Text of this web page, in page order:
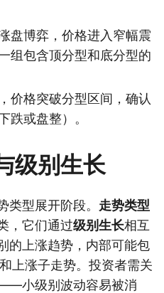
盘博弈，价格进入窄幅震
一组包含顶分型和底分型的
价格突破分型区间，确认
跌或盘整）。
级别生长
类型展开阶段。 走势类型
，它们通过级别生长相互
的上涨趋势，内部可能包
上涨子走势。投资者需关
小级别波动容易被消